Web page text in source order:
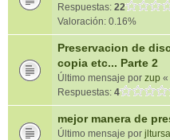
Respuestas: 22
Valoración: 0.16%
Preservacion de
copia etc... Parte 2
Último mensaje por zup «
Respuestas: 4
mejor manera de
Último mensaje por